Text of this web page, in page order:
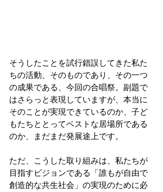
そうしたことを試行錯誤してきた私た
ちの活動、そのものであり、その一つ
の成果である、今回の合唱祭。副題で
はさらっと表現していますが、本当に
そのことが実現できているのか、子ど
もたちととってベストな居場所である
のか、まだまだ発展途上です。
ただ、こうした取り組みは、私たちが
目指すビジョンである「誰もが自由で
創造的な共生社会」の実現のために必